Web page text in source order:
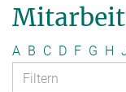
A B C D F G H